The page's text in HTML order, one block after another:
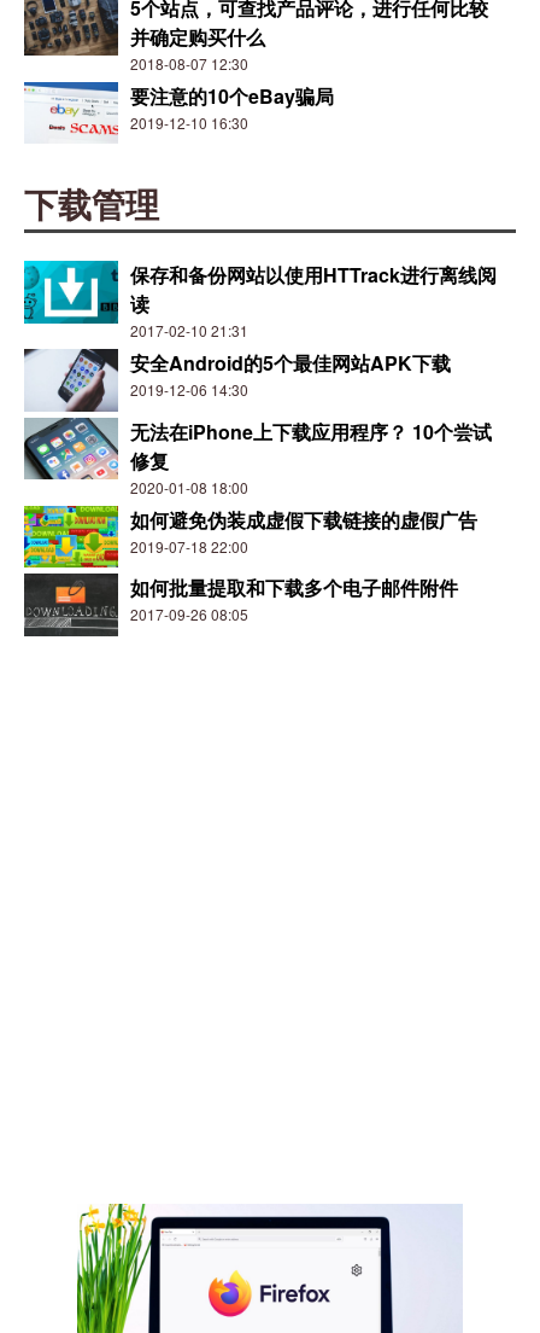
5个站点，可查找产品评论，进行任何比较
并确定购买什么
2018-08-07 12:30
要注意的10个eBay骗局
2019-12-10 16:30
下载管理
保存和备份网站以使用HTTrack进行离线阅
读
2017-02-10 21:31
安全Android的5个最佳网站APK下载
2019-12-06 14:30
无法在iPhone上下载应用程序？ 10个尝试
修复
2020-01-08 18:00
如何避免伪装成虚假下载链接的虚假广告
2019-07-18 22:00
如何批量提取和下载多个电子邮件附件
2017-09-26 08:05